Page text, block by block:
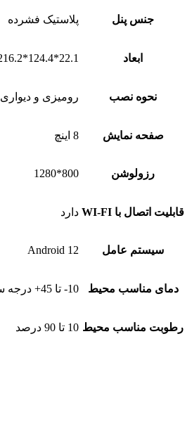
جنس پنل پلاستیک فشرده
ابعاد 22.1*124.4*216.2 میلی‌متر
نحوه نصب رومیزی و دیواری
صفحه نمایش 8 اینچ
رزولوشن 800*1280
قابلیت اتصال با WI-FI دارد
سیستم عامل Android 12
دمای مناسب محیط 10- تا 45+ درجه سانتی‌گراد
رطوبت مناسب محیط 10 تا 90 درصد